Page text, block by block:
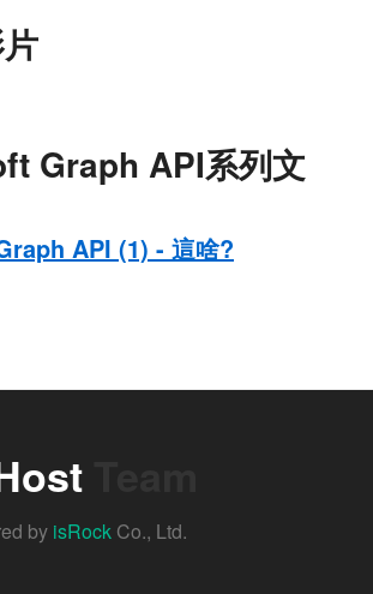
Graph API系列文
API (1) - 這啥?
by isRock Co., Ltd.